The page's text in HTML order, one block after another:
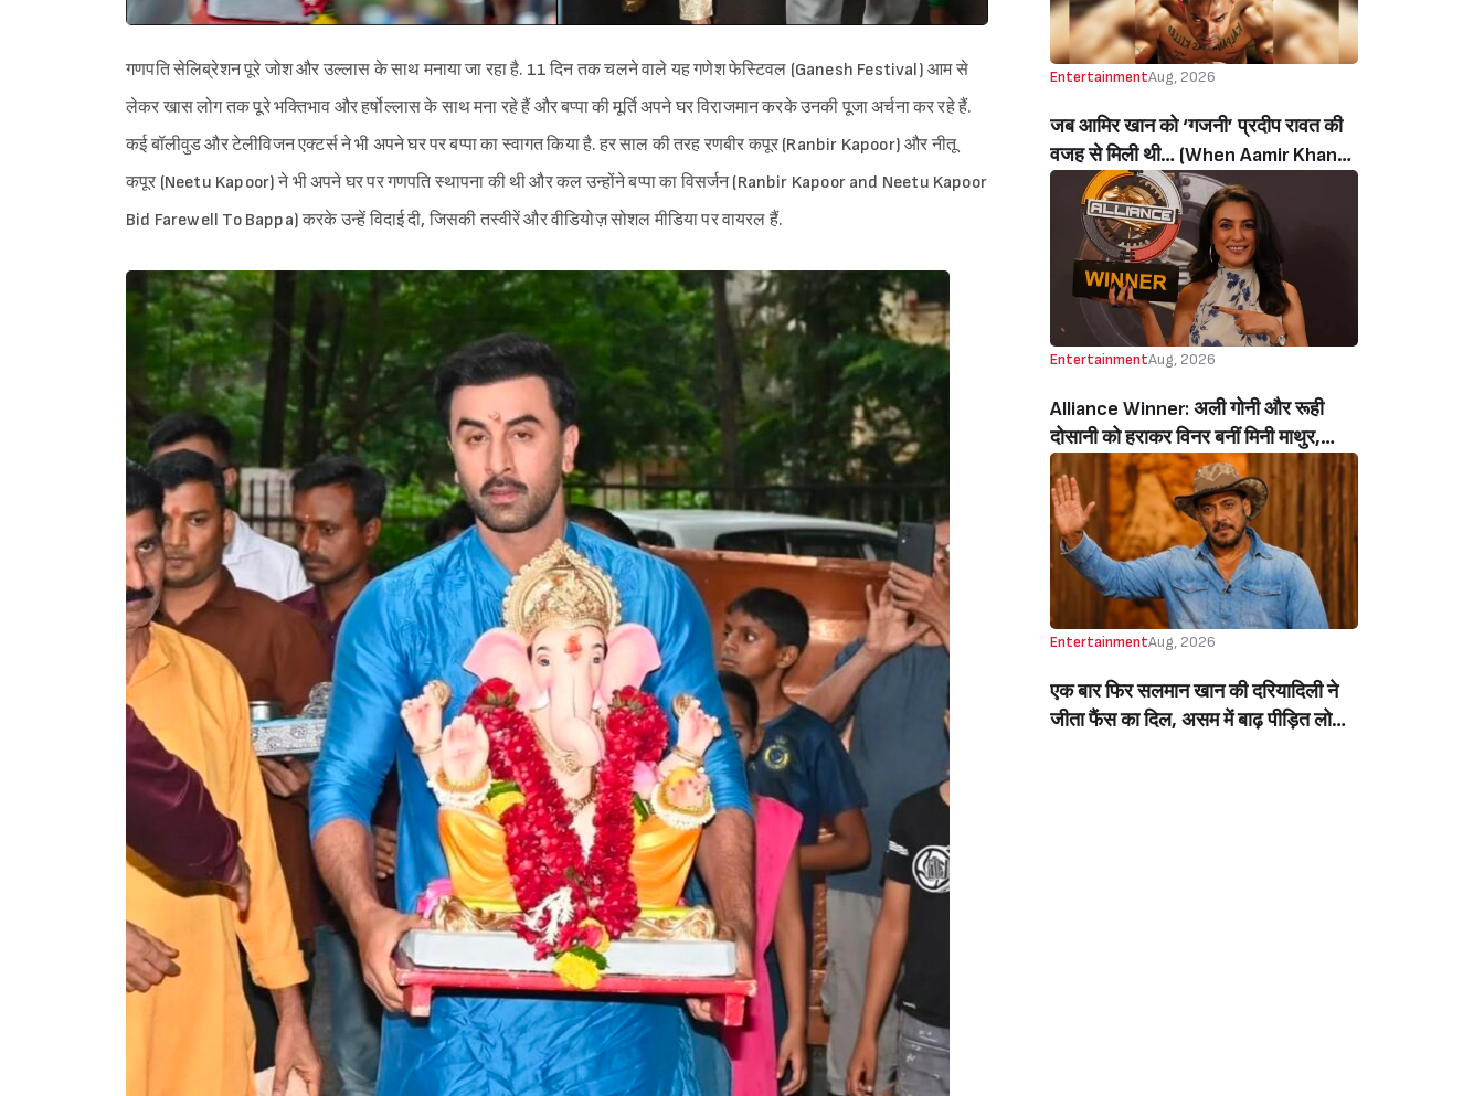
गणपति सेलिब्रेशन पूरे जोश और उल्लास के साथ मनाया जा रहा है. 11 दिन तक चलने वाले यह गणेश फेस्टिवल (Ganesh Festival) आम से
लेकर खास लोग तक पूरे भक्तिभाव और हर्षोल्लास के साथ मना रहे हैं और बप्पा की मूर्ति अपने घर विराजमान करके उनकी पूजा अर्चना कर रहे हैं.
कई बॉलीवुड और टेलीविजन एक्टर्स ने भी अपने घर पर बप्पा का स्वागत किया है. हर साल की तरह रणबीर कपूर (Ranbir Kapoor) और नीतू
कपूर (Neetu Kapoor) ने भी अपने घर पर गणपति स्थापना की थी और कल उन्होंने बप्पा का विसर्जन (Ranbir Kapoor and Neetu Kapoor
Bid Farewell To Bappa) करके उन्हें विदाई दी, जिसकी तस्वीरें और वीडियोज़ सोशल मीडिया पर वायरल हैं.
C-Grade Films To Pay Loan)
EntertainmentAug, 2026
जब आमिर खान को ‘गजनी’ प्रदीप रावत की
वजह से मिली थी… (When Aamir Khan
Got ‘Ghajini’ Because Of Pradeep
Rawat)
EntertainmentAug, 2026
Alliance Winner: अली गोनी और रूही
दोसानी को हराकर विनर बनीं मिनी माथुर,
इनाम में मिले 50 लाख रुपये और चमचमाती ही
ट्रॉफी (Mini Mathur Lifts Trophy
Beats Aly Goni And Ruhee Dosani)
EntertainmentAug, 2026
एक बार फिर सलमान खान की दरियादिली ने
जीता फैंस का दिल, असम में बाढ़ पीड़ित लोगों